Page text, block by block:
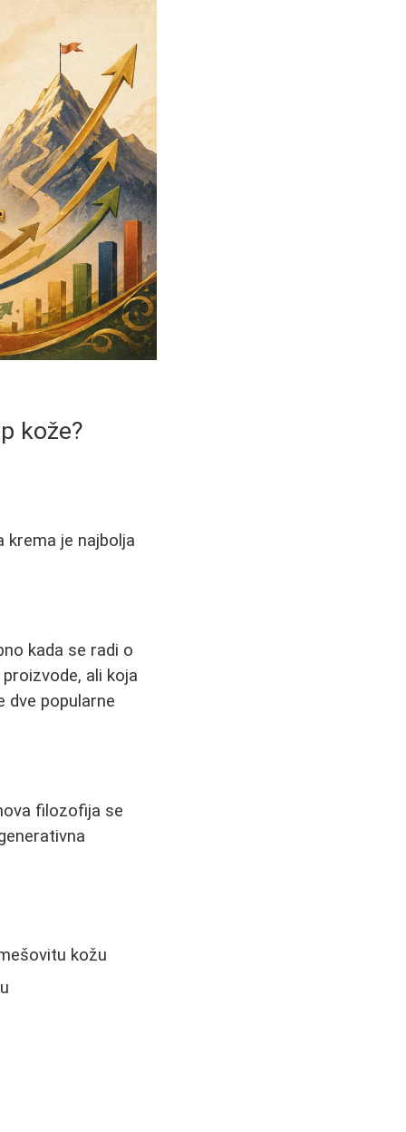
kože?
krema je najbolja
kada se radi o
ali koja
dve popularne
filozofija se
kožu